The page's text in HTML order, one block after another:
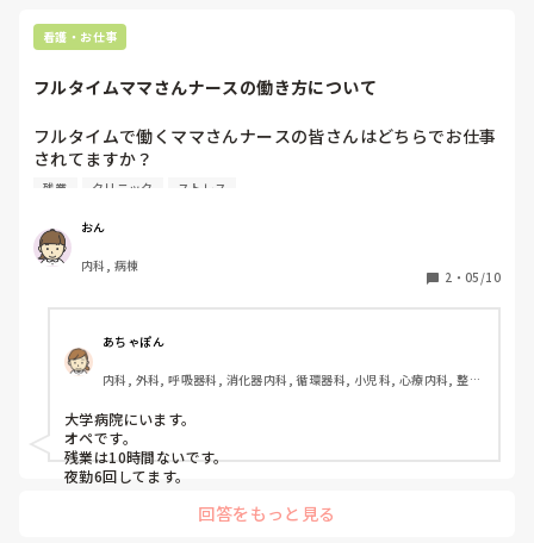
看護・お仕事
フルタイムママさんナースの働き方について
フルタイムで働くママさんナースの皆さんはどちらでお仕事
されてますか？
どの程度の規模の病院ですか？急性期病棟？慢性期病棟？ク
教えていただきたいです!
残業 クリニック ストレス
おん
内科, 病棟
2 ・ 05/10
あちゃぽん
内科, 外科, 呼吸器科, 消化器内科, 循環器科, 小児科, 心療内科, 整形
合診療科, 救急科, 超急性期, ICU, CCU, HCU, その他の科, ママナー
ス, 外来, 神経内科, 脳神経外科, NICU, 消化器外科, 一般病院, 慢性
期, 回復期, 終末期, オペ室, 透析, 検診・健診
大学病院にいます。
オペです。
残業は10時間ないです。
夜勤6回してます。
回答をもっと見る